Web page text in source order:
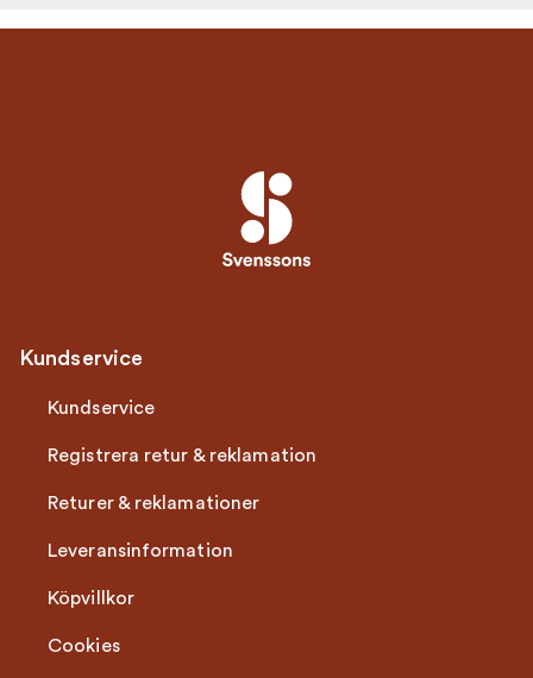
Kundservice
Kundservice
Registrera retur & reklamation
Returer & reklamationer
Leveransinformation
Köpvillkor
Cookies